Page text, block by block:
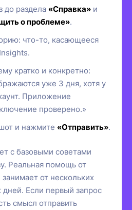
до раздела «Справка» и
о проблеме».
что-то, касающееся
кратко и конкретно:
уже 3 дня, хотя у
Приложение
проверено.»
и нажмите «Отправить».
с базовыми советами
Реальная помощь от
от нескольких
дней. Если первый запрос
смысл отправить